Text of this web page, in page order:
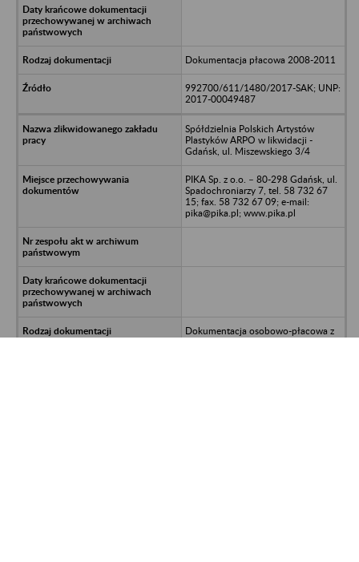
Dokumentacja płacowa 2008-2011
992700/611/1480/2017-SAK; UNP:
2017-00049487
Spółdzielnia Polskich Artystów
Plastyków ARPO w likwidacji -
Gdańsk, ul. Miszewskiego 3/4
PIKA Sp. z o.o. – 80-298 Gdańsk, ul.
Spadochroniarzy 7, tel. 58 732 67
15; fax. 58 732 67 09; e-mail:
pika@pika.pl; www.pika.pl
Dokumentacja osobowo-płacowa z